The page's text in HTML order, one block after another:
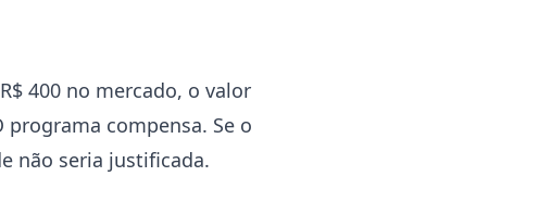
400 no mercado, o valor
compensa. Se o
não seria justificada.